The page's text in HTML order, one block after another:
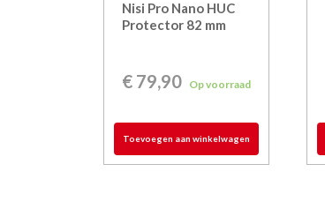
Nisi Pro Nano HUC
Protector 82 mm
€ 79,90 Op voorraad
Toevoegen aan winkelwagen